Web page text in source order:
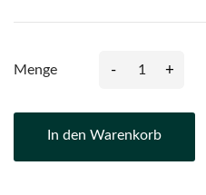
Menge - +
In den Warenkorb